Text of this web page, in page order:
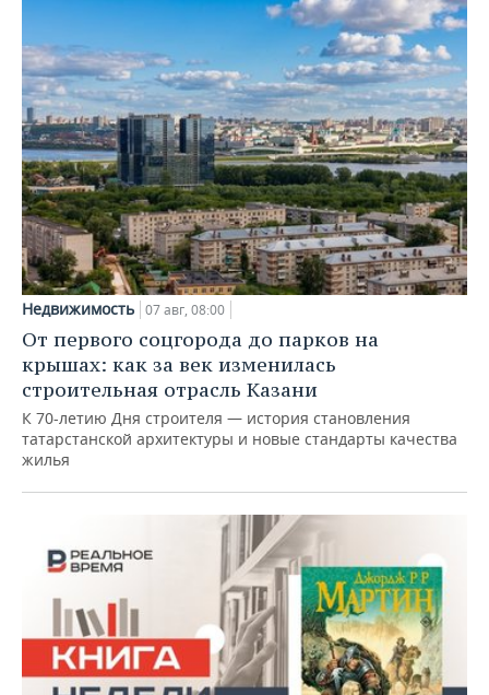
Недвижимость 07 авг, 08:00
От первого соцгорода до парков на
крышах: как за век изменилась
строительная отрасль Казани
К 70-летию Дня строителя — история становления
татарстанской архитектуры и новые стандарты качества
жилья